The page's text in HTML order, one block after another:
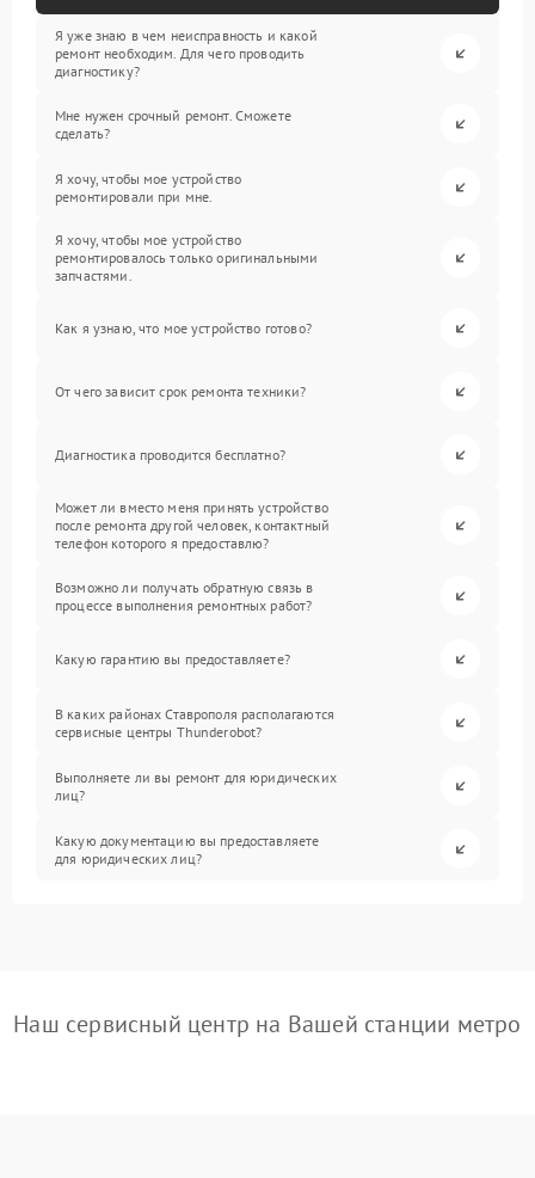
Я уже знаю в чем неисправность и какой
ремонт необходим. Для чего проводить
диагностику?
Мне нужен срочный ремонт. Сможете
сделать?
Я хочу, чтобы мое устройство
ремонтировали при мне.
Я хочу, чтобы мое устройство
ремонтировалось только оригинальными
запчастями.
Как я узнаю, что мое устройство готово?
От чего зависит срок ремонта техники?
Диагностика проводится бесплатно?
Может ли вместо меня принять устройство
после ремонта другой человек, контактный
телефон которого я предоставлю?
Возможно ли получать обратную связь в
процессе выполнения ремонтных работ?
Какую гарантию вы предоставляете?
В каких районах Ставрополя располагаются
сервисные центры Thunderobot?
Выполняете ли вы ремонт для юридических
лиц?
Какую документацию вы предоставляете
для юридических лиц?
Наш сервисный центр на Вашей станции метро